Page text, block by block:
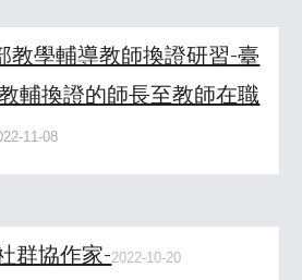
教學輔導教師換證研習-臺
輔換證的師長至教師在職
11-08
群協作家-2022-10-20